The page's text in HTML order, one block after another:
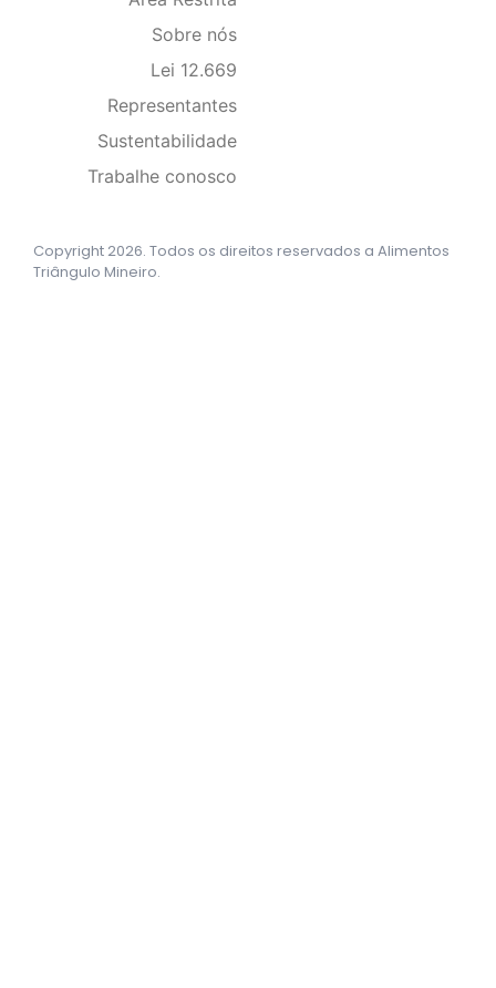
Sobre nós
Lei 12.669
Representantes
Sustentabilidade
Trabalhe conosco
Copyright 2026. Todos os direitos reservados a Alimentos
Triângulo Mineiro.